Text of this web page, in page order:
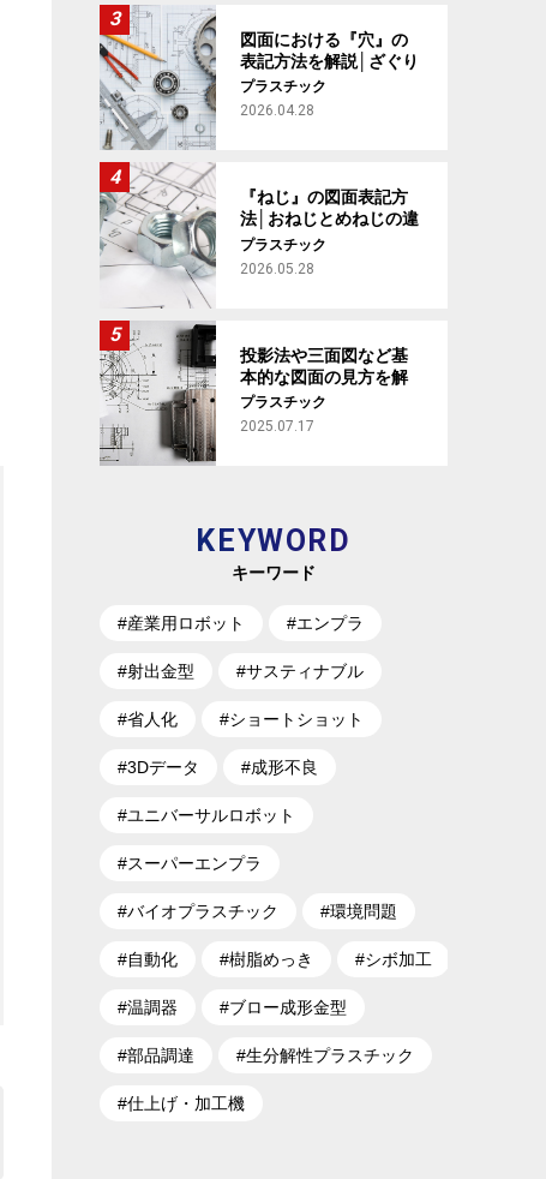
図面における『穴』の
表記方法を解説│ざぐり
穴の意味や、穴の加工
指示まで【製図基礎講
プラスチック
2026.04.28
『ねじ』の図面表記方
法│おねじとめねじの違
いから、種類や規格ま
で解説【製図基礎講座
プラスチック
2026.05.28
投影法や三面図など基
本的な図面の見方を解
説 【製図基礎講座 #1】
プラスチック
2025.07.17
KEYWORD
キーワード
#産業用ロボット #エンプラ
#射出金型 #サスティナブル
#省人化 #ショートショット
#3Dデータ #成形不良
#ユニバーサルロボット
#スーパーエンプラ
#バイオプラスチック #環境問題
#自動化 #樹脂めっき #シボ加工
#温調器 #ブロー成形金型
#部品調達 #生分解性プラスチック
#仕上げ・加工機